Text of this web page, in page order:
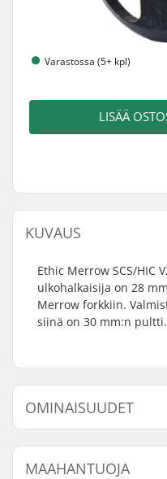
Varastossa (5+ kpl)
LISÄÄ
KUVAUS
Ethic Merrow SCS/HIC
ulkohalkaisija on 28
Merrow forkkiin.
siinä on 30 mm:n pultti.
OMINAISUUDET
Compression
järjestelmä:
MAAHANTUOJA